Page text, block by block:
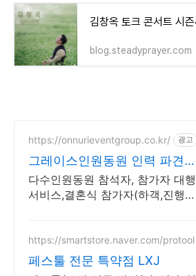
blog.steadyprayer.com
https://onnurieventgroup.co.kr/ 광고
그레이스인원동원 인력 파견전
문업체.
다수인원동원 참석자, 참가자 대행
서비스,결혼식 참가자(하객,진행
다
https://smartstore.naver.com/protool
페스툴 전문 특약점 LXJ